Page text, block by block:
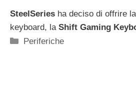
SteelSeries ha deciso di offrire
keyboard, la Shift Gaming
Categorie
Periferiche